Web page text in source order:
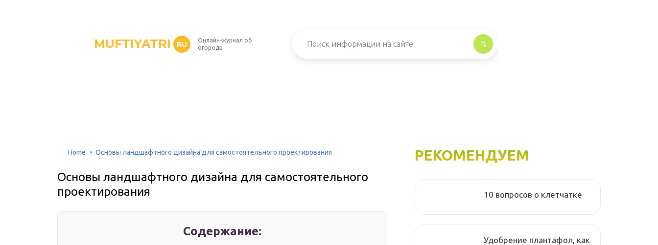
MUFTIYATRI RU
Онлайн-журнал об
огороде
Home Основы ландшафтного дизайна для самостоятельного проектирования
Основы ландшафтного дизайна для самостоятельного
проектирования
Содержание:
РЕКОМЕНДУЕМ
10 вопросов о клетчатке
Удобрение плантафол, как